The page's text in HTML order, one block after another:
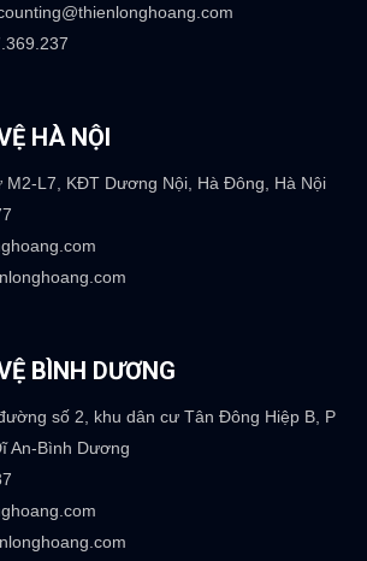
HÀ NỘI
M2-L7, KĐT Dương Nội, Hà Đông, Hà Nội
BÌNH DƯƠNG
số 2, khu dân cư Tân Đông Hiệp B, P
An-Bình Dương